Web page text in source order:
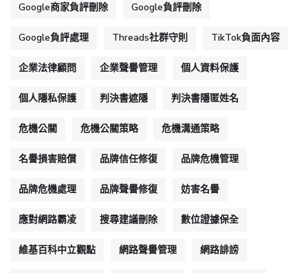
Google商家負評刪除 Google負評刪除
Google負評處理 Threads社群守則 TikTok負面內容
企業法律顧問 企業聲譽管理 個人資料保護
個人隱私保護 判決書遮隱 判決書隱匿姓名
危機公關 危機公關策略 危機溝通策略
名譽損害賠償 品牌信任修復 品牌危機管理
品牌危機處理 品牌聲譽修復 妨害名譽
應對網路霸凌 搜尋建議刪除 數位證據保全
維基百科中立觀點 網路聲譽管理 網路誹謗